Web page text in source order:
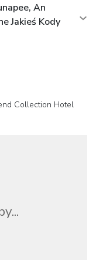
An
Jakieś Kody
Collection Hotel